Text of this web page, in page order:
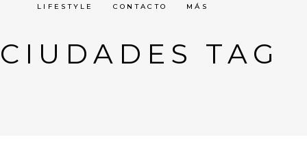
LIFESTYLE CONTACTO MÁS
CIUDADES TAG